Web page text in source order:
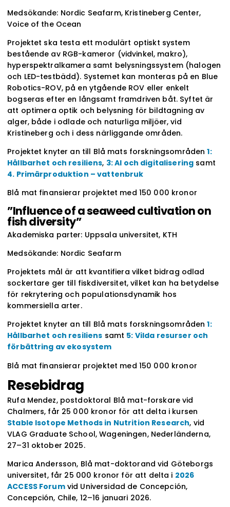
Medsökande: Nordic Seafarm, Kristineberg Center,
Voice of the Ocean
Projektet ska testa ett modulärt optiskt system
bestående av RGB-kameror (vidvinkel, makro),
hyperspektralkamera samt belysningssystem (halogen
och LED-testbädd). Systemet kan monteras på en Blue
Robotics-ROV, på en ytgående ROV eller enkelt
bogseras efter en långsamt framdriven båt. Syftet är
att optimera optik och belysning för bildtagning av
alger, både i odlade och naturliga miljöer, vid
Kristineberg och i dess närliggande områden.
Projektet knyter an till Blå mats forskningsområden1:
Hållbarhet och resiliens, 3: AI och digitalisering samt
4. Primärproduktion – vattenbruk
Blå mat finansierar projektet med 150 000 kronor
”Influence of a seaweed cultivation on
fish diversity”
Akademiska parter: Uppsala universitet, KTH
Medsökande: Nordic Seafarm
Projektets mål är att kvantifiera vilket bidrag odlad
sockertare ger till fiskdiversitet, vilket kan ha betydelse
för rekrytering och populationsdynamik hos
kommersiella arter.
Projektet knyter an till Blå mats forskningsområden1:
Hållbarhet och resiliens samt 5: Vilda resurser och
förbättring av ekosystem
Blå mat finansierar projektet med 150 000 kronor
Resebidrag
Rufa Mendez, postdoktoral Blå mat-forskare vid
Chalmers, får 25 000 kronor för att delta i kursen
Stable Isotope Methods in Nutrition Research, vid
VLAG Graduate School, Wageningen, Nederländerna,
27–31 oktober 2025.
Marica Andersson, Blå mat-doktorand vid Göteborgs
universitet, får 25 000 kronor för att delta i 2026
ACCESS Forumvid Universidad de Concepción,
Concepción, Chile, 12–16 januari 2026.